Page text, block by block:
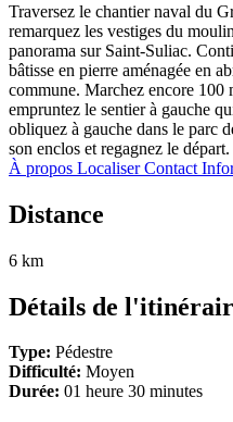
Traversez le chantier naval du
remarquez les vestiges du
panorama sur Saint-Suliac.
bâtisse en pierre aménagée en
commune. Marchez encore 100
empruntez le sentier à gauche
obliquez à gauche dans le parc
son enclos et regagnez le départ.
À propos Localiser Contact
Distance
6 km
Détails de
Type: Pédestre
Difficulté: Moyen
Durée: 01 heure 30 minutes